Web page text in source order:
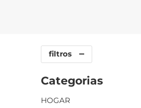
filtros
Categorias
HOGAR